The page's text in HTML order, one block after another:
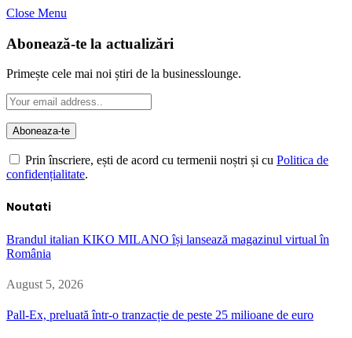
Close Menu
Abonează-te la actualizări
Primește cele mai noi știri de la businesslounge.
Prin înscriere, ești de acord cu termenii noștri și cu Politica de
confidențialitate.
Noutati
Brandul italian KIKO MILANO își lansează magazinul virtual în
România
August 5, 2026
Pall-Ex, preluată într-o tranzacție de peste 25 milioane de euro